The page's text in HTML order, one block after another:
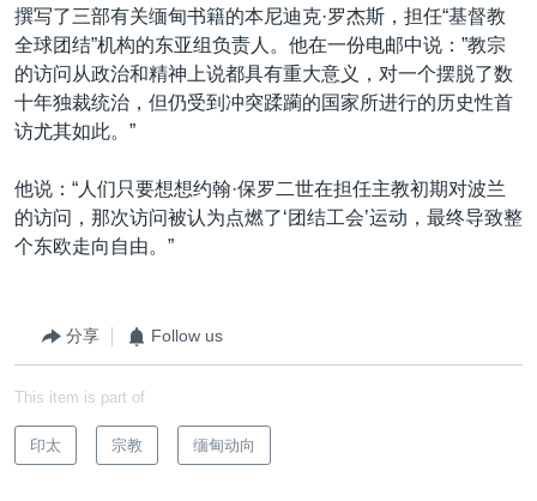
撰写了三部有关缅甸书籍的本尼迪克·罗杰斯，担任“基督教
全球团结”机构的东亚组负责人。他在一份电邮中说：”教宗
的访问从政治和精神上说都具有重大意义，对一个摆脱了数
十年独裁统治，但仍受到冲突蹂躏的国家所进行的历史性首
访尤其如此。”
他说：“人们只要想想约翰·保罗二世在担任主教初期对波兰
的访问，那次访问被认为点燃了‘团结工会’运动，最终导致整
个东欧走向自由。”
分享 Follow us
This item is part of
印太 宗教 缅甸动向